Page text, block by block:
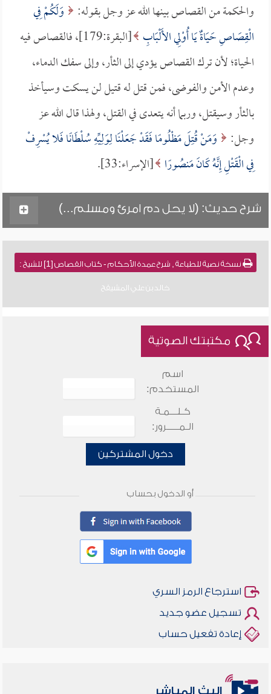
والحكمة من القصاص بينها الله عز وجل بقوله:
وَلَكُمْ فِي
الْقِصَاصِ حَيَاةٌ يَا أُوْلِي الأَلْبَابِ
[البقرة:179]، فالقصاص فيه
الحياة؛ لأن ترك القصاص يؤدي إلى الثأر، وإلى سفك الدماء،
وعدم الأمن والفوضى، فمن قتل له قتيل لن يسكت وسيأخذ
بالثأر وسيقتل، وربما أنه يتعدى في القتل، ولهذا قال الله عز
وجل:
وَمَنْ قُتِلَ مَظْلُومًا فَقَدْ جَعَلْنَا لِوَلِيِّهِ سُلْطَانًا فَلا يُسْرِفْ
فِي الْقَتْلِ إِنَّهُ كَانَ مَنصُورًا [الإسراء:33].
شرح حديث: (لا يحل دم امرئ ومسلم...)
نسخة نصية للطباعة , شرح عمدة الأحكام - كتاب القصاص [1] للشيخ :
خالد بن علي المشيقح
مكتبتك الصوتية
اسم
المستخدم:
كـلـــمـة
الـمـــــرور:
دخول المشتركين
أو الدخول بحساب
استرجاع الرمز السري
تسجيل عضو جديد
إعادة تفعيل حساب
البث المباشر